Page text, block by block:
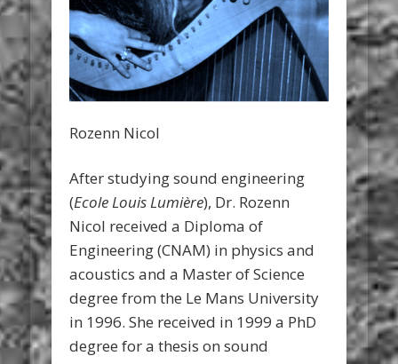
Rozenn Nicol
After studying sound engineering
(Ecole Louis Lumière), Dr. Rozenn
Nicol received a Diploma of
Engineering (CNAM) in physics and
acoustics and a Master of Science
degree from the Le Mans University
in 1996. She received in 1999 a PhD
degree for a thesis on sound